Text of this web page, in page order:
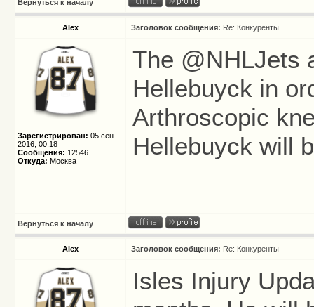
Вернуться к началу
Alex Заголовок сообщения: Re: Конкуренты
Зарегистрирован: 05 сен
2016, 00:18
Сообщения: 12546
Откуда: Москва
The @NHLJets
Hellebuyck in
Arthroscopic
Hellebuyck will
Вернуться к началу
Alex Заголовок сообщения: Re: Конкуренты
Isles Injury